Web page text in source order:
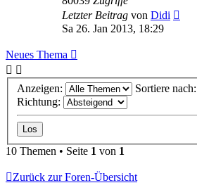
Letzter Beitrag von Didi
Sa 26. Jan 2013, 18:29
Neues Thema
Anzeigen:
Sortiere nach:
Richtung:
10 Themen • Seite 1 von 1
Zurück zur Foren-Übersicht